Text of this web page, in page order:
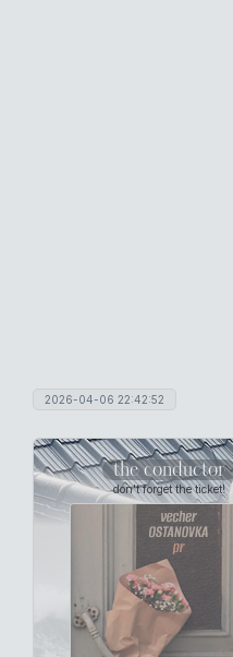
2026-04-06 22:42:52
the conductor
don't forget the ticket!